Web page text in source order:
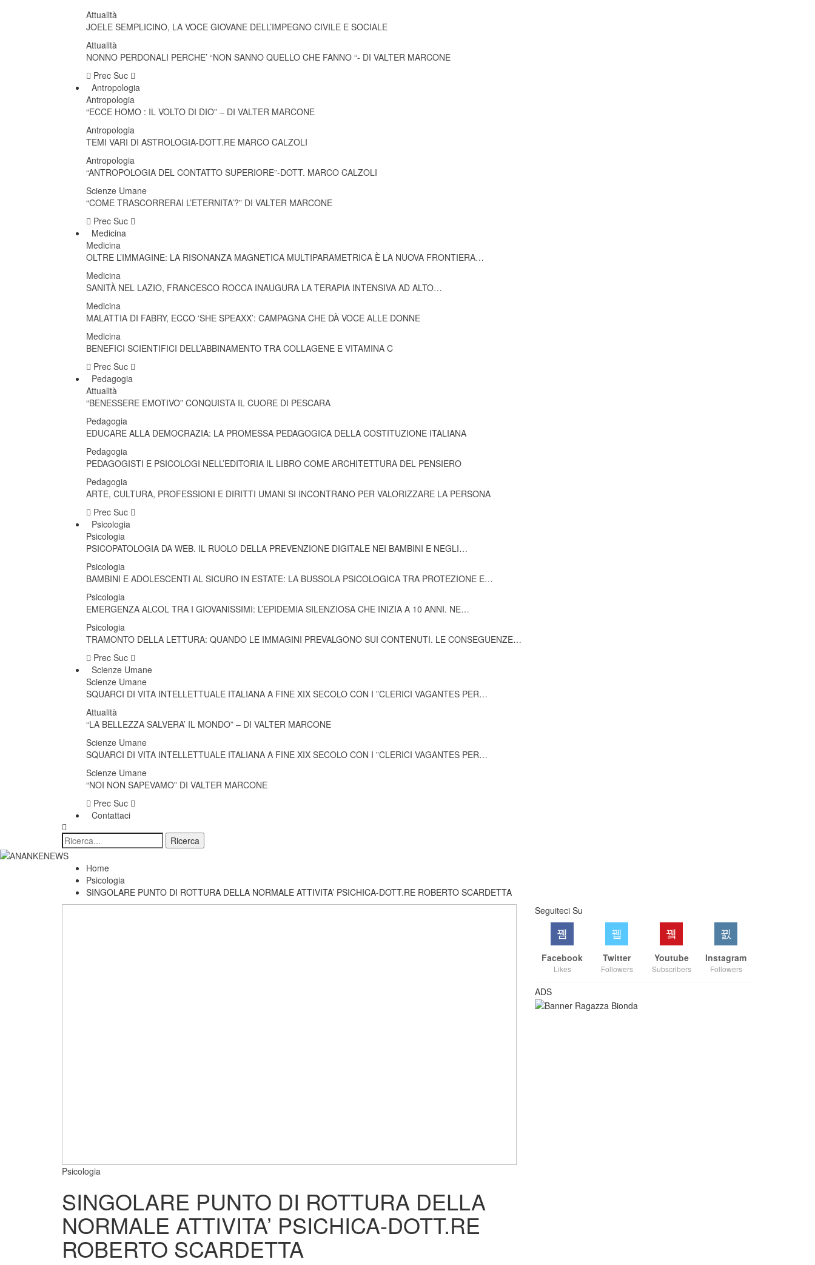
Attualità
JOELE SEMPLICINO, LA VOCE GIOVANE DELL’IMPEGNO CIVILE E SOCIALE
Attualità
NONNO PERDONALI PERCHE’ “NON SANNO QUELLO CHE FANNO “- DI VALTER MARCONE
Prec Suc
Antropologia
Antropologia
“ECCE HOMO : IL VOLTO DI DIO” – DI VALTER MARCONE
Antropologia
TEMI VARI DI ASTROLOGIA-DOTT.RE MARCO CALZOLI
Antropologia
“ANTROPOLOGIA DEL CONTATTO SUPERIORE”-DOTT. MARCO CALZOLI
Scienze Umane
“COME TRASCORRERAI L’ETERNITA’?” DI VALTER MARCONE
Prec Suc
Medicina
Medicina
OLTRE L’IMMAGINE: LA RISONANZA MAGNETICA MULTIPARAMETRICA È LA NUOVA FRONTIERA…
Medicina
SANITÀ NEL LAZIO, FRANCESCO ROCCA INAUGURA LA TERAPIA INTENSIVA AD ALTO…
Medicina
MALATTIA DI FABRY, ECCO ‘SHE SPEAXX’: CAMPAGNA CHE DÀ VOCE ALLE DONNE
Medicina
BENEFICI SCIENTIFICI DELL’ABBINAMENTO TRA COLLAGENE E VITAMINA C
Prec Suc
Pedagogia
Attualità
“BENESSERE EMOTIVO” CONQUISTA IL CUORE DI PESCARA
Pedagogia
EDUCARE ALLA DEMOCRAZIA: LA PROMESSA PEDAGOGICA DELLA COSTITUZIONE ITALIANA
Pedagogia
PEDAGOGISTI E PSICOLOGI NELL’EDITORIA IL LIBRO COME ARCHITETTURA DEL PENSIERO
Pedagogia
ARTE, CULTURA, PROFESSIONI E DIRITTI UMANI SI INCONTRANO PER VALORIZZARE LA PERSONA
Prec Suc
Psicologia
Psicologia
PSICOPATOLOGIA DA WEB. IL RUOLO DELLA PREVENZIONE DIGITALE NEI BAMBINI E NEGLI…
Psicologia
BAMBINI E ADOLESCENTI AL SICURO IN ESTATE: LA BUSSOLA PSICOLOGICA TRA PROTEZIONE E…
Psicologia
EMERGENZA ALCOL TRA I GIOVANISSIMI: L’EPIDEMIA SILENZIOSA CHE INIZIA A 10 ANNI. NE…
Psicologia
TRAMONTO DELLA LETTURA: QUANDO LE IMMAGINI PREVALGONO SUI CONTENUTI. LE CONSEGUENZE…
Prec Suc
Scienze Umane
Scienze Umane
SQUARCI DI VITA INTELLETTUALE ITALIANA A FINE XIX SECOLO CON I ”CLERICI VAGANTES PER…
Attualità
“LA BELLEZZA SALVERA’ IL MONDO” – DI VALTER MARCONE
Scienze Umane
SQUARCI DI VITA INTELLETTUALE ITALIANA A FINE XIX SECOLO CON I ”CLERICI VAGANTES PER…
Scienze Umane
“NOI NON SAPEVAMO” DI VALTER MARCONE
Prec Suc
Contattaci
Home
Psicologia
SINGOLARE PUNTO DI ROTTURA DELLA NORMALE ATTIVITA’ PSICHICA-DOTT.RE ROBERTO SCARDETTA
Psicologia
SINGOLARE PUNTO DI ROTTURA DELLA
NORMALE ATTIVITA’ PSICHICA-DOTT.RE
ROBERTO SCARDETTA
Seguiteci Su
Facebook
Likes
Twitter
Followers
Youtube
Subscribers
Instagram
Followers
ADS